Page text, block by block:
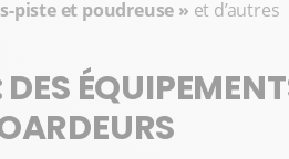
piste et poudreuse » et d’autres